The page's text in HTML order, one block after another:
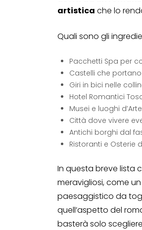
artistica che lo
Quali sono gli
Pacchetti Spa per
Castelli che
Giri in bici nelle
Hotel Romantici
Musei e luoghi d’Arte
Città dove vivere
Antichi borghi dal
Ristoranti e Osterie
In questa breve lista
meravigliosi, come
paesaggistico da
quell’aspetto del
basterà solo